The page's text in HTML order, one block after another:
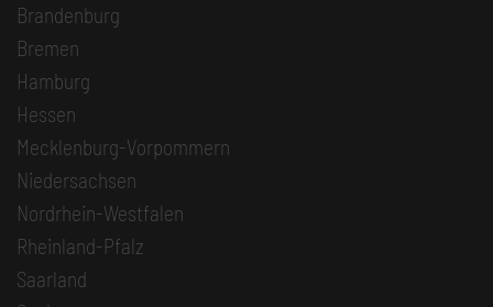
Brandenburg
Bremen
Hamburg
Hessen
Mecklenburg-Vorpommern
Niedersachsen
Nordrhein-Westfalen
Rheinland-Pfalz
Saarland